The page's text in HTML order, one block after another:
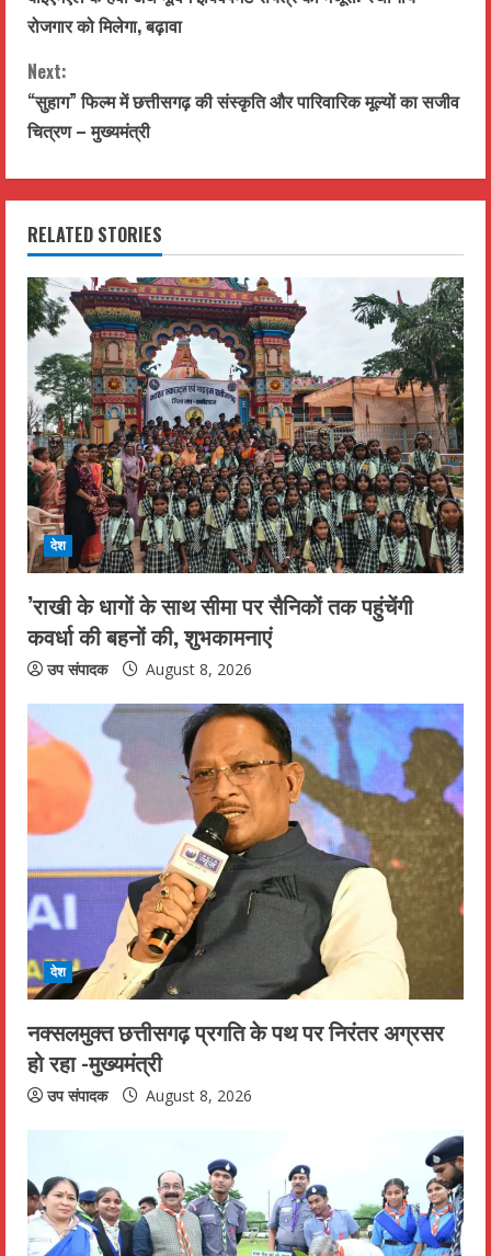
o
n
t
n
u
e
R
e
a
d
i
n
g
रोजगार को मिलेगा, बढ़ावा
Next:
“सुहाग” फिल्म में छत्तीसगढ़ की संस्कृति और पारिवारिक मूल्यों का सजीव
चित्रण – मुख्यमंत्री
RELATED STORIES
देश
’राखी के धागों के साथ सीमा पर सैनिकों तक पहुंचेंगी
कवर्धा की बहनों की, शुभकामनाएं
उप संपादक August 8, 2026
देश
नक्सलमुक्त छत्तीसगढ़ प्रगति के पथ पर निरंतर अग्रसर
हो रहा -मुख्यमंत्री
उप संपादक August 8, 2026